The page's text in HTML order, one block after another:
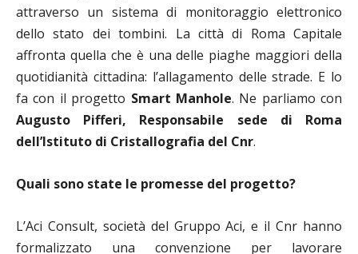
attraverso un sistema di monitoraggio elettronico
dello stato dei tombini. La città di Roma Capitale
affronta quella che è una delle piaghe maggiori della
quotidianità cittadina: l’allagamento delle strade. E lo
fa con il progetto Smart Manhole. Ne parliamo con
Augusto Pifferi, Responsabile sede di Roma
dell’Istituto di Cristallografia del Cnr.
Quali sono state le promesse del progetto?
L’Aci Consult, società del Gruppo Aci, e il Cnr hanno
formalizzato una convenzione per lavorare